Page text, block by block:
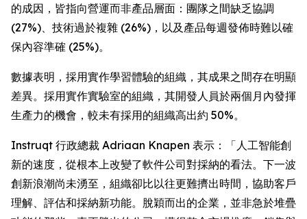
的成因，皆指向營運而非產品層面：團隊之間缺乏協調
(27%)、技術過於複雜 (26%)，以及產品每週發佈時難以確
保內容準確 (25%)。
數據表明，採用實作學習體驗的組織，其成果之間存在明顯
差異。採用實作實驗室的組織，其開發人員於兩個月內發揮
生產力的機會，較未有採用的組織高出約 50%。
Instruqt 行政總裁 Adriaan Knapen 表示：「人工智能創
新的速度，從根本上改變了軟件公司對採納的看法。下一波
創新浪潮尚未湧至，組織卻比以往更難擠出時間，協助客戶
理解、評估和採納新功能。脫穎而出的企業，並非急於堆疊